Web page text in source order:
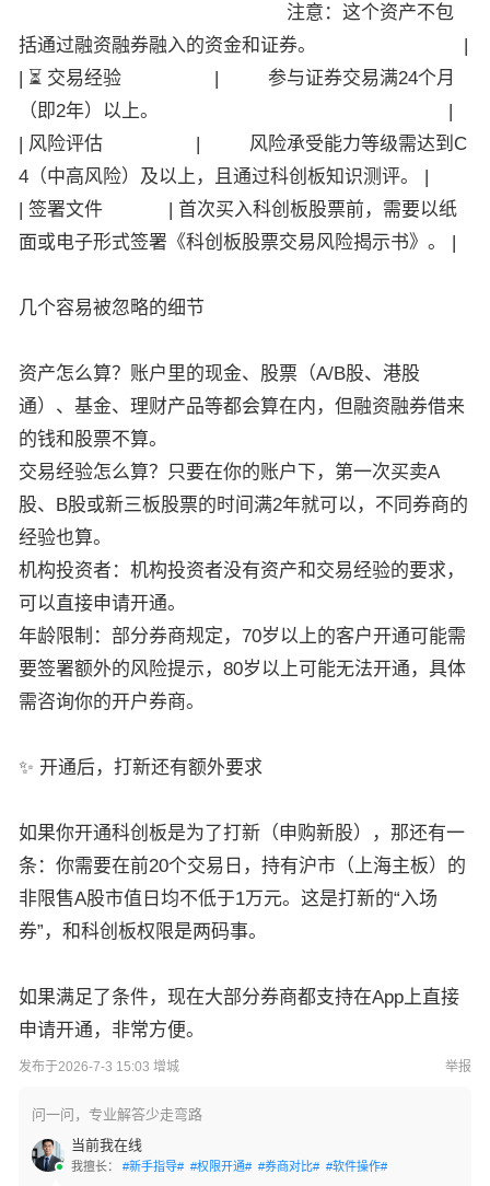
注意：这个资产不包
括通过融资融券融入的资金和证券。 |
| ⏳ 交易经验 | 参与证券交易满24个月
（即2年）以上。 |
| 风险评估 | 风险承受能力等级需达到C
4（中高风险）及以上，且通过科创板知识测评。 |
| 签署文件 | 首次买入科创板股票前，需要以纸
面或电子形式签署《科创板股票交易风险揭示书》。 |
几个容易被忽略的细节
资产怎么算？账户里的现金、股票（A/B股、港股
通）、基金、理财产品等都会算在内，但融资融券借来
的钱和股票不算。
交易经验怎么算？只要在你的账户下，第一次买卖A
股、B股或新三板股票的时间满2年就可以，不同券商的
经验也算。
机构投资者：机构投资者没有资产和交易经验的要求，
可以直接申请开通。
年龄限制：部分券商规定，70岁以上的客户开通可能需
要签署额外的风险提示，80岁以上可能无法开通，具体
需咨询你的开户券商。
✨ 开通后，打新还有额外要求
如果你开通科创板是为了打新（申购新股），那还有一
条：你需要在前20个交易日，持有沪市（上海主板）的
非限售A股市值日均不低于1万元。这是打新的“入场
券”，和科创板权限是两码事。
如果满足了条件，现在大部分券商都支持在App上直接
申请开通，非常方便。
发布于2026-7-3 15:03 增城 举报
问一问，专业解答少走弯路
当前我在线
我擅长： #新手指导# #权限开通# #券商对比# #软件操作#